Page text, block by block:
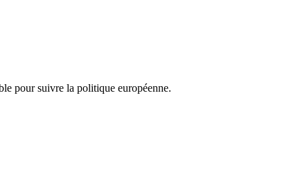
pour suivre la politique européenne.